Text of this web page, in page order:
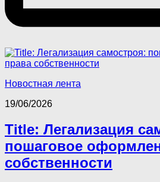
Новостная лента
19/06/2026
Title: Легализация
пошаговое
собственности